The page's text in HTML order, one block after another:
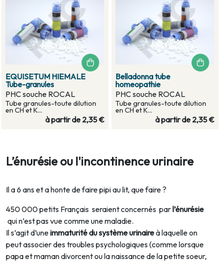
L’énurésie ou l'incontinence urinaire
Il a 6 ans et a honte de faire pipi au lit, que faire ?
450 000 petits Français seraient concernés parl’énurésie
qui n’est pas vue comme une maladie.
Il s’agit d’uneimmaturité du système urinaireà laquelle on
peut associer des troubles psychologiques (comme lorsque
papa et maman divorcent ou la naissance de la petite soeur,
EQUISETUM HIEMALE
Tube-granules
PHC souche ROCAL
Tube granules-toute dilution
en CH et K...
à partir de 2,35 €
Belladonna tube
homeopathie
PHC souche ROCAL
Tube granules-toute dilution
en CH et K...
à partir de 2,35 €